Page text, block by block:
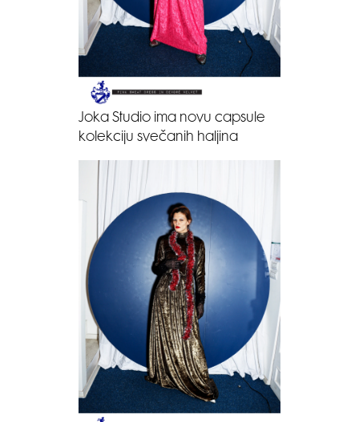
Joka Studio ima novu capsule
kolekciju svečanih haljina